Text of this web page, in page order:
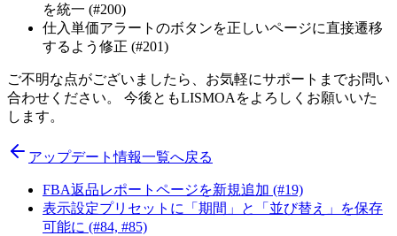
を統一 (#200)
仕入単価アラートのボタンを正しいページに直接遷移
するよう修正 (#201)
ご不明な点がございましたら、お気軽にサポートまでお問い
合わせください。 今後ともLISMOAをよろしくお願いいた
します。
アップデート情報一覧へ戻る
FBA返品レポートページを新規追加 (#19)
表示設定プリセットに「期間」と「並び替え」を保存
可能に (#84, #85)